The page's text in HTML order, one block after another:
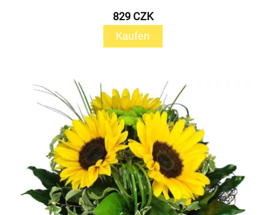
829 CZK
Kaufen